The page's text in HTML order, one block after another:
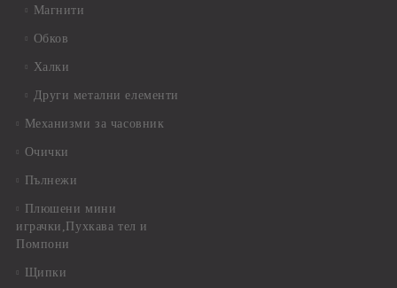
Магнити
Обков
Халки
Други метални елементи
Механизми за часовник
Очички
Пълнежи
Плюшени мини
играчки,Пухкава тел и
Помпони
Щипки